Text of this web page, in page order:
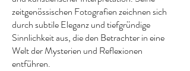
zeitgenössischen Fotografien zeichnen sich
durch subtile Eleganz und tiefgründige
Sinnlichkeit aus, die den Betrachter in eine
Welt der Mysterien und Reflexionen
entführen.